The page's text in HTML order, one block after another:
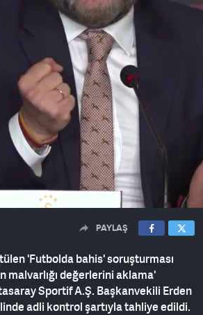
PAYLAŞ
'Futbolda bahis' soruşturması
malvarlığı değerlerini aklama'
Sportif A.Ş. Başkanvekili Erden
adli kontrol şartıyla tahliye edildi.